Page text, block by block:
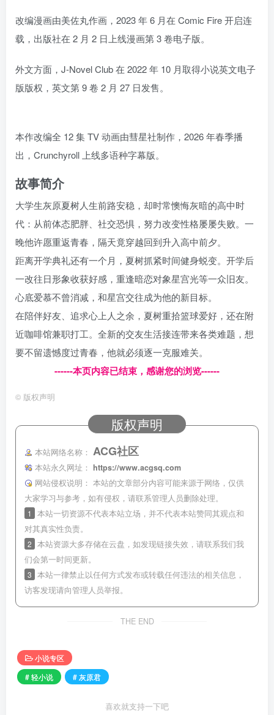
改编漫画由美佐丸作画，2023 年 6 月在 Comic Fire 开启连
载，出版社在 2 月 2 日上线漫画第 3 卷电子版。
外文方面，J-Novel Club 在 2022 年 10 月取得小说英文电子
版版权，英文第 9 卷 2 月 27 日发售。
本作改编全 12 集 TV 动画由彗星社制作，2026 年春季播
出，Crunchyroll 上线多语种字幕版。
故事简介
大学生灰原夏树人生前路安稳，却时常懊悔灰暗的高中时
代：从前体态肥胖、社交恐惧，努力改变性格屡屡失败。一
晚他许愿重返青春，隔天竟穿越回到升入高中前夕。
距离开学典礼还有一个月，夏树抓紧时间健身蜕变。开学后
一改往日形象收获好感，重逢暗恋对象星宫光等一众旧友。
心底爱慕不曾消减，和星宫交往成为他的新目标。
在陪伴好友、追求心上人之余，夏树重拾篮球爱好，还在附
近咖啡馆兼职打工。全新的交友生活接连带来各类难题，想
要不留遗憾度过青春，他就必须逐一克服难关。
------本页内容已结束，感谢您的浏览------
© 版权声明
版权声明
本站网络名称： ACG社区
本站永久网址：
https://www.acgsq.com
网站侵权说明： 本站的文章部分内容可能来源于网络，仅供
大家学习与参考，如有侵权，请联系管理人员删除处理。
1
本站一切资源不代表本站立场，并不代表本站赞同其观点和
对其真实性负责。
2 本站资源大多存储在云盘，如发现链接失效，请联系我们我
们会第一时间更新。
3 本站一律禁止以任何方式发布或转载任何违法的相关信息，
访客发现请向管理人员举报。
THE END
小说专区
# 轻小说
# 灰原君
喜欢就支持一下吧